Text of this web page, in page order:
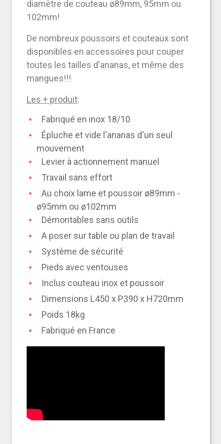
diamètre de couteau ø89mm, 95mm ou
102mm!
De nombreux poussoirs et couteaux sont
disponibles en accessoires pour couper
toutes les tailles d'ananas, et même des
mangues!!!
Les + produit:
Fabriqué en inox 18/10
Épluche et vide l'ananas d'un seul
mouvement
Levier à actionnement manuel
Travail sans effort
Au choix lame et poussoir ø89mm -
ø95mm ou ø102mm
Démontables sans outils
A poser sur table ou plan de travail
Système de sécurité
Pieds avec ventouses
Inclus couteau inox et poussoir
Dimensions L450 x P390 x H720mm
Poids 18kg
Fabriqué en France